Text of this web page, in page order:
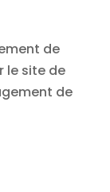
de
le site de
de